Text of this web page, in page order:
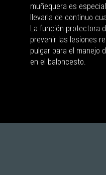
muñequera es
llevarla de continuo
La función protectora
prevenir las lesiones
pulgar para el manejo
en el baloncesto.